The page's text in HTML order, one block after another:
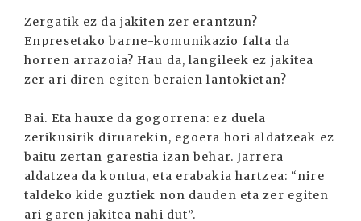
Zergatik ez da jakiten zer erantzun?
Enpresetako barne-komunikazio falta da
horren arrazoia? Hau da, langileek ez jakitea
zer ari diren egiten beraien lantokietan?
Bai. Eta hauxe da gogorrena: ez duela
zerikusirik diruarekin, egoera hori aldatzeak ez
baitu zertan garestia izan behar. Jarrera
aldatzea da kontua, eta erabakia hartzea: “nire
taldeko kide guztiek non dauden eta zer egiten
ari garen jakitea nahi dut”.